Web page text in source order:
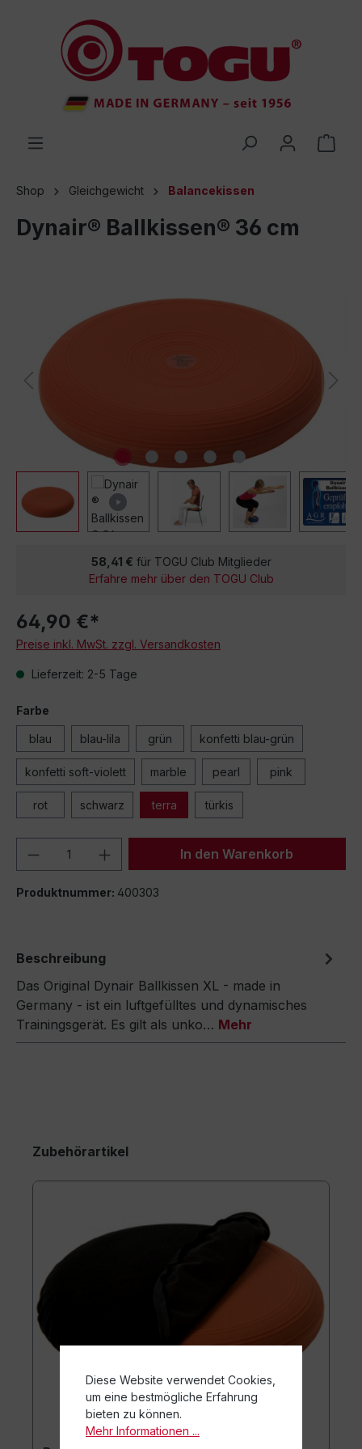
springen
Shop Gleichgewicht Balancekissen
Dynair® Ballkissen® 36 cm
58,41 € für TOGU Club Mitglieder
Erfahre mehr über den TOGU Club
64,90 €*
Preise inkl. MwSt. zzgl. Versandkosten
Lieferzeit: 2-5 Tage
Farbe
blau blau-lila grün konfetti blau-grün
konfetti soft-violett marble pearl pink
rot schwarz terra türkis
Produkt Anzahl: Gib denIn den Warenkorb
Produktnummer: 400303
Beschreibung
Das Original Dynair Ballkissen XL - made in
Germany - ist ein luftgefülltes und dynamisches
Trainingsgerät. Es gilt als unko… Mehr
Zubehörartikel
Diese Website verwendet Cookies,
um eine bestmögliche Erfahrung
bieten zu können.
Mehr Informationen ...